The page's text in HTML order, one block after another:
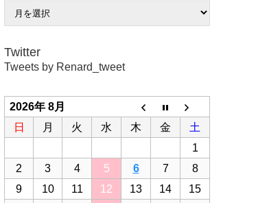
Twitter
Tweets by Renard_tweet
2026年 8月
日
月 火 水 木 金
土
1
2
3 4 5 6 7
8
9
10 11 12 13 14
15